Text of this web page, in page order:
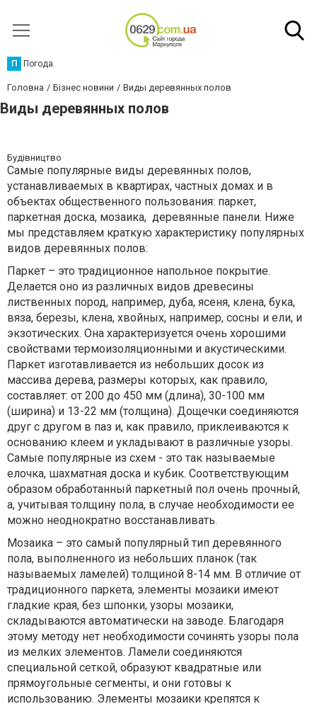
П Погода
Головна Бізнес новини Виды деревянных полов
Виды деревянных полов
Будівництво
Самые популярные виды деревянных полов,
устанавливаемых в квартирах, частных домах и в
объектах общественного пользования: паркет,
паркетная доска, мозаика, деревянные панели. Ниже
мы представляем краткую характеристику популярных
видов деревянных полов:
Паркет – это традиционное напольное покрытие.
Делается оно из различных видов древесины
лиственных пород, например, дуба, ясеня, клена, бука,
вяза, березы, клена, хвойных, например, сосны и ели, и
экзотических. Она характеризуется очень хорошими
свойствами термоизоляционными и акустическими.
Паркет изготавливается из небольших досок из
массива дерева, размеры которых, как правило,
составляет: от 200 до 450 мм (длина), 30-100 мм
(ширина) и 13-22 мм (толщина). Дощечки соединяются
друг с другом в паз и, как правило, приклеиваются к
основанию клеем и укладывают в различные узоры.
Самые популярные из схем - это так называемые
елочка, шахматная доска и кубик. Соответствующим
образом обработанный паркетный пол очень прочный,
а, учитывая толщину пола, в случае необходимости ее
можно неоднократно восстанавливать.
Мозаика – это самый популярный тип деревянного
пола, выполненного из небольших планок (так
называемых ламелей) толщиной 8-14 мм. В отличие от
традиционного паркета, элементы мозаики имеют
гладкие края, без шпонки, узоры мозаики,
складываются автоматически на заводе. Благодаря
этому методу нет необходимости сочинять узоры пола
из мелких элементов. Ламели соединяются
специальной сеткой, образуют квадратные или
прямоугольные сегменты, и они готовы к
использованию. Элементы мозаики крепятся к